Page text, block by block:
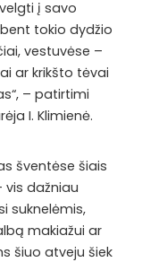
į savo
tokio dydžio
vestuvėse –
ar krikšto tėvai
– patirtimi
I. Klimienė.
šventėse šiais
vis dažniau
suknelėmis,
makiažui ar
šiuo atveju šiek